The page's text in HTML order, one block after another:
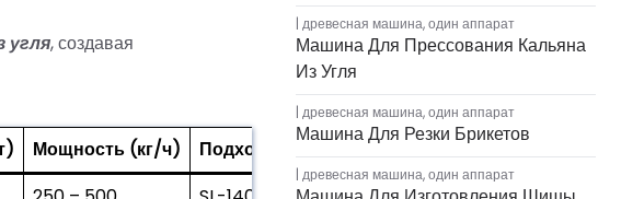
угля, создавая
Мощность (кг/ч)
Подходит для моделей прессов для брикетов
древесная машина,один аппарат
Машина Для Прессования Кальяна
Из Угля
древесная машина,один аппарат
Машина Для Резки Брикетов
древесная машина,один аппарат